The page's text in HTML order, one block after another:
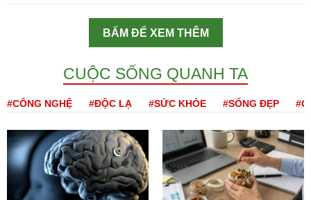
BẤM ĐỂ XEM THÊM
CUỘC SỐNG QUANH TA
#CÔNG NGHỆ #ĐỘC LẠ #SỨC KHỎE #SỐNG ĐẸP